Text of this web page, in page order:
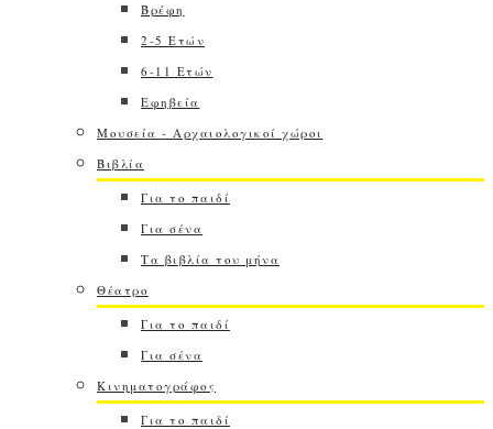
Βρέφη
2-5 Ετών
6-11 Ετών
Εφηβεία
Μουσεία - Αρχαιολογικοί χώροι
Βιβλία
Για το παιδί
Για σένα
Τα βιβλία του μήνα
Θέατρο
Για το παιδί
Για σένα
Κινηματογράφος
Για το παιδί